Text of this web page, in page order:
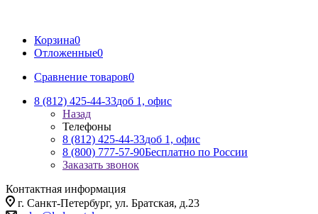
Корзина0
Отложенные0
Сравнение товаров0
8 (812) 425-44-33доб 1, офис
Назад
Телефоны
8 (812) 425-44-33доб 1, офис
8 (800) 777-57-90Бесплатно по России
Заказать звонок
Контактная информация
г. Санкт-Петербург, ул. Братская, д.23